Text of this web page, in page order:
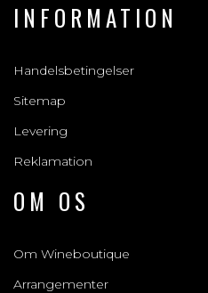
INFORMATION
Handelsbetingelser
Sitemap
Levering
Reklamation
OM OS
Om Wineboutique
Arrangementer